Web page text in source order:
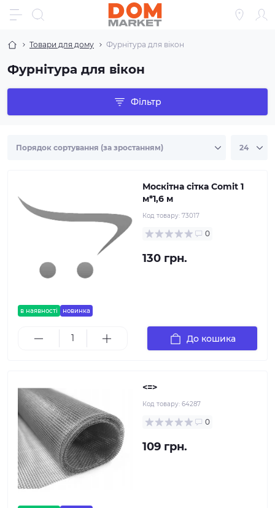
Товари для дому Фурнітура для вікон
Фурнітура для вікон
Фільтр
в наявності новинка
Москітна сітка Comit 1
м*1,6 м
Код товару: 73017
0
130 грн.
До кошика
<=>
Код товару: 64287
0
109 грн.